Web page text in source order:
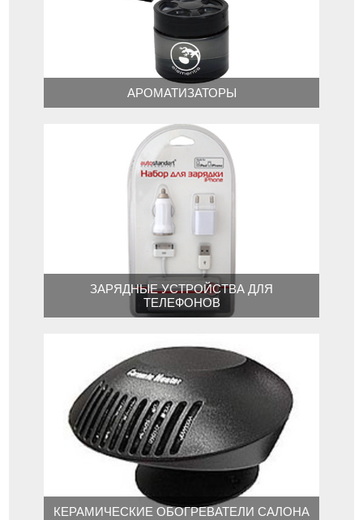
АРОМАТИЗАТОРЫ
ЗАРЯДНЫЕ УСТРОЙСТВА ДЛЯ
ТЕЛЕФОНОВ
КЕРАМИЧЕСКИЕ ОБОГРЕВАТЕЛИ САЛОНА